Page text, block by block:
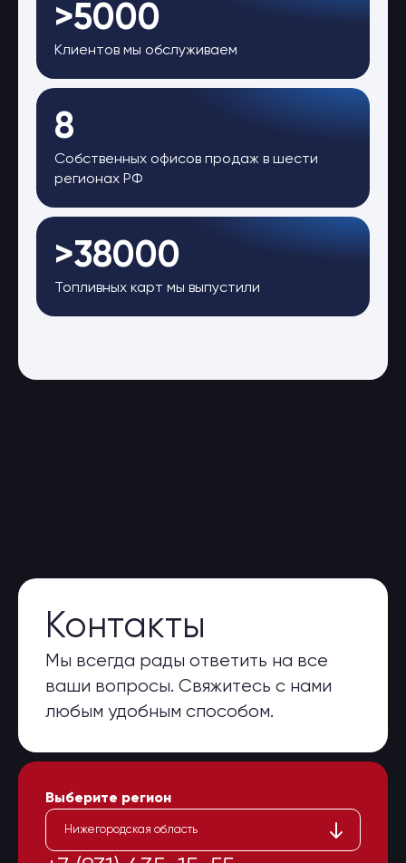
>5000
Клиентов мы обслуживаем
8
Собственных офисов продаж в шести
регионах РФ
>38000
Топливных карт мы выпустили
Контакты
Мы всегда рады ответить на все
ваши вопросы. Свяжитесь с нами
любым удобным способом.
Выберите регион
Нижегородская область